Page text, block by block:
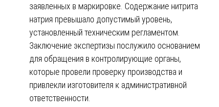
заявленных в маркировке. Содержание нитрита
натрия превышало допустимый уровень,
установленный техническим регламентом.
Заключение экспертизы послужило основанием
для обращения в контролирующие органы,
которые провели проверку производства и
привлекли изготовителя к административной
ответственности.